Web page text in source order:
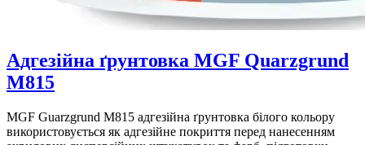
Адгезійна ґрунтовка MGF Quarzgrund
M815
MGF Guarzgrund M815 адгезійна ґрунтовка білого кольору
використовується як адгезійне покриття перед нанесенням